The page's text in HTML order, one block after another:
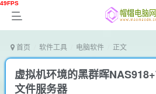
首页 软件工具 电脑软件 正文
虚拟机环境的黑群晖
文件服务器